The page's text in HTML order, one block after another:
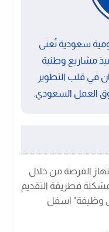
سعودية تُعنى
مشاريع وطنية
في قلب التطوير
العمل السعودي.
الفرصة من خلال
فطريقة التقديم
وظيفة" اسفل